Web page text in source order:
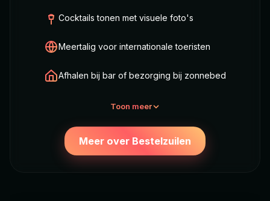
Cocktails tonen met visuele foto's
Meertalig voor internationale toeristen
Afhalen bij bar of bezorging bij zonnebed
Toon meer
Meer over Bestelzuilen